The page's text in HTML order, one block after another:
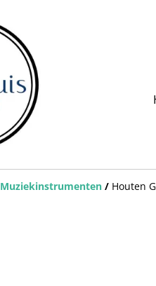
Muziekinstrumenten / Houten